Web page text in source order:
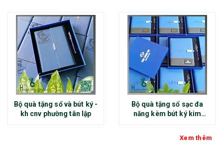
Bộ quà tặng sổ và bút ký -
kh cnv phường tân lập
Bộ quà tặng sổ sạc đa
năng kèm bút ký kim
Xem thêm